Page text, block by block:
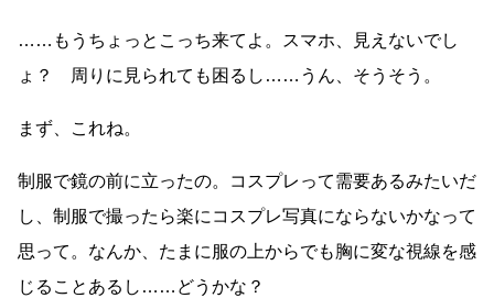
……もうちょっとこっち来てよ。スマホ、見えないでし
ょ？ 周りに見られても困るし……うん、そうそう。
まず、これね。
制服で鏡の前に立ったの。コスプレって需要あるみたいだ
し、制服で撮ったら楽にコスプレ写真にならないかなって
思って。なんか、たまに服の上からでも胸に変な視線を感
じることあるし……どうかな？